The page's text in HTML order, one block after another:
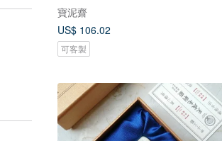
寶泥齋
US$ 106.02
可客製